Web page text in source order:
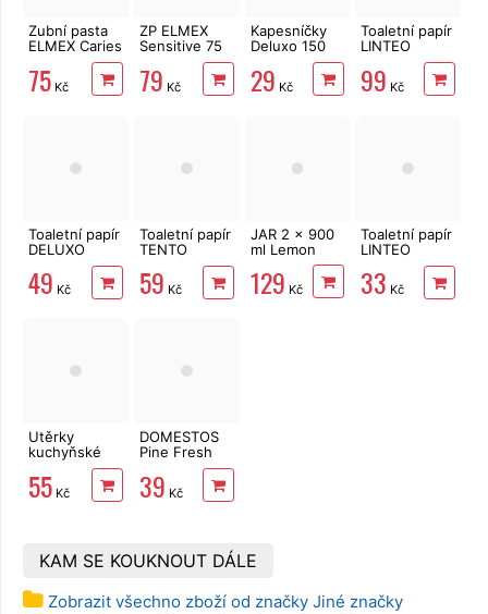
Zubní pasta
ELMEX Caries
Protection 75
ml
75 Kč
ZP ELMEX
Sensitive 75
79 Kč
Kapesníčky
Deluxo 150
ks 3vrstvé v
krabičce,
zvířátka
29 Kč
Toaletní papír
LINTEO
3vrstvý 16
rolí, 240 m
99 Kč
Toaletní papír
DELUXO
3vrstvý 8 rolí,
132 m
49 Kč
Toaletní papír
TENTO
3vrstvý 8 rolí,
144 m
59 Kč
JAR 2 x 900
ml Lemon
129 Kč
Toaletní papír
LINTEO
Vlhčený 60
ks s dubovou
kůrou
33 Kč
Utěrky
kuchyňské
TENTO Extra
Strong
3vrstvé, 2
55 Kč
DOMESTOS
Pine Fresh
39 Kč
KAM SE KOUKNOUT DÁLE
Zobrazit všechno zboží od značky Jiné značky